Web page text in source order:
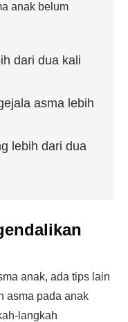
anak belum
dari dua kali
asma lebih
lebih dari dua
anak, ada tips lain
asma pada anak
langkah